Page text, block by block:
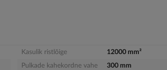
Kasulik ristlõige
12000 mm²
Pulkade kahekordne vahe
300 mm